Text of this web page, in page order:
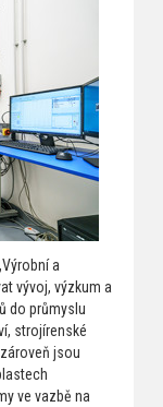
a
vývoj, výzkum a
do průmyslu
strojírenské
jsou
ve vazbě na